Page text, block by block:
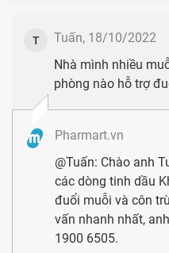
T Tuấn, 18/10/2022
Nhà mình nhiều
phòng nào hỗ trợ
Pharmart.vn
@Tuấn: Chào anh
các dòng tinh dầu
đuổi muỗi và côn
vấn nhanh nhất,
1900 6505.